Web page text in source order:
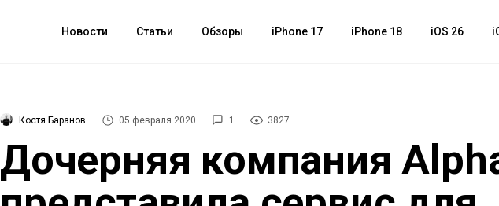
Новости Статьи Обзоры iPhone 17 iPhone 18 iOS 26
Костя Баранов 05 февраля 2020 1 3827
Дочерняя компания